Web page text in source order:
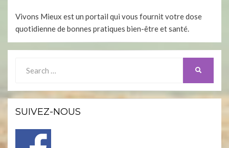
Vivons Mieux est un portail qui vous fournit votre dose
quotidienne de bonnes pratiques bien-être et santé.
for:
SUIVEZ-NOUS